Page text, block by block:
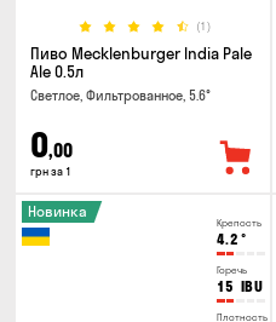
(1)
Пиво Mecklenburger India Pale
Ale 0.5л
Светлое, Фильтрованное, 5.6°
0,00
грн за 1
Крепость
4.2 °
Горечь
15 IBU
Плотность
Новинка